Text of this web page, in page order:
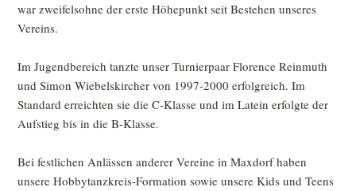
war zweifelsohne der erste Höhepunkt seit Bestehen unseres
Vereins.
Im Jugendbereich tanzte unser Turnierpaar Florence Reinmuth
und Simon Wiebelskircher von 1997-2000 erfolgreich. Im
Standard erreichten sie die C-Klasse und im Latein erfolgte der
Aufstieg bis in die B-Klasse.
Bei festlichen Anlässen anderer Vereine in Maxdorf haben
unsere Hobbytanzkreis-Formation sowie unsere Kids und Teens